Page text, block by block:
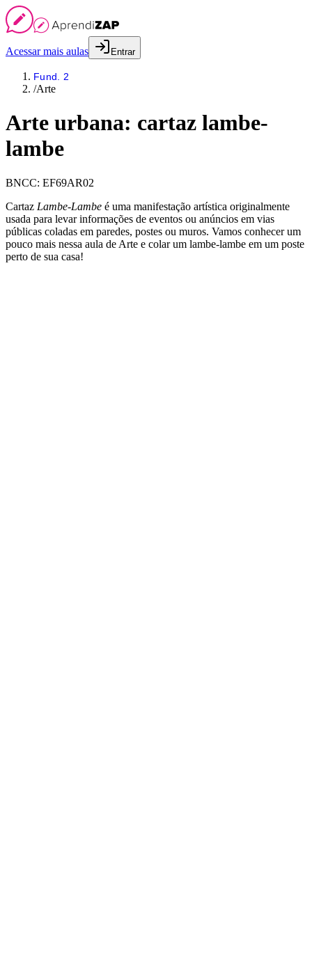
Acessar mais aulas Entrar
Fund. 2
/Arte
Arte urbana: cartaz lambe-
lambe
BNCC: EF69AR02
Cartaz Lambe-Lambe é uma manifestação artística originalmente
usada para levar informações de eventos ou anúncios em vias
públicas coladas em paredes, postes ou muros. Vamos conhecer um
pouco mais nessa aula de Arte e colar um lambe-lambe em um poste
perto de sua casa!